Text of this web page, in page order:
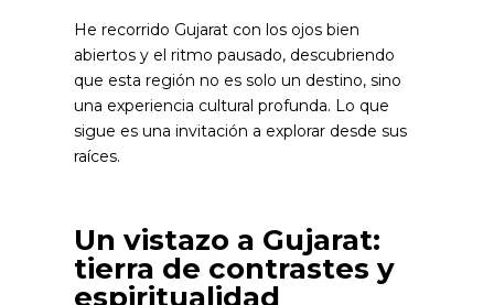
He recorrido Gujarat con los ojos bien
abiertos y el ritmo pausado, descubriendo
que esta región no es solo un destino, sino
una experiencia cultural profunda. Lo que
sigue es una invitación a explorar desde sus
raíces.
Un vistazo a Gujarat:
tierra de contrastes y
espiritualidad